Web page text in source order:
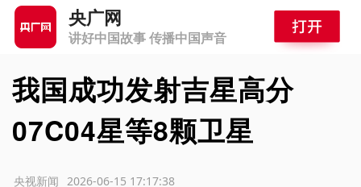
央广网
讲好中国故事 传播中国声音
我国成功发射吉星高分
07C04星等8颗卫星
2026-06-15 17:17:38
央视新闻